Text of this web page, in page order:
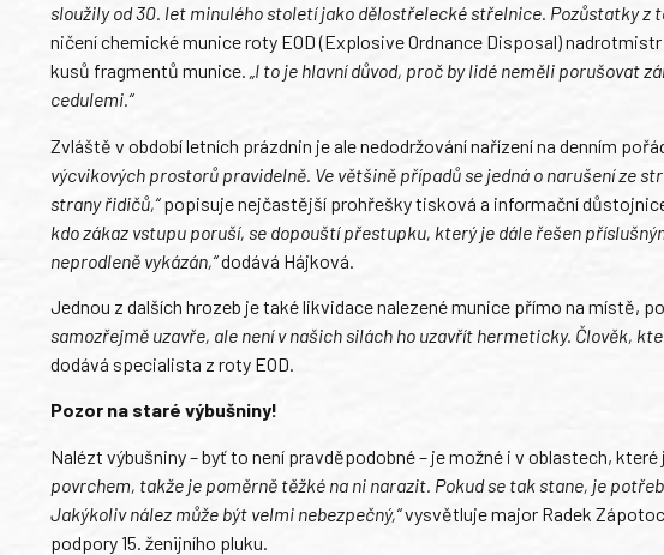
sloužily od 30. let minulého století jako dělostřelecké střelnice. Pozůstatky z
ničení chemické munice roty EOD (Explosive Ordnance Disposal)
kusů fragmentů munice. „I to je hlavní důvod, proč by lidé neměli porušovat
cedulemi.“
Zvláště v období letních prázdnin je ale nedodržování nařízení na denním
výcvikových prostorů pravidelně. Ve většině případů se jedná o narušení ze
strany řidičů,“popisuje nejčastější prohřešky tisková a informační
kdo zákaz vstupu poruší, se dopouští přestupku, který je dále řešen
neprodleně vykázán,“dodává Hájková.
Jednou z dalších hrozeb je také likvidace nalezené munice přímo na místě,
samozřejmě uzavře, ale není v našich silách ho uzavřít hermeticky. Člověk,
dodává specialista z roty EOD.
Pozor na staré výbušniny!
Nalézt výbušniny – byť to není pravděpodobné – je možné i v oblastech,
povrchem, takže je poměrně těžké na ni narazit. Pokud se tak stane, je
Jakýkoliv nález může být velmi nebezpečný,“vysvětluje major Radek
podpory 15. ženijního pluku.